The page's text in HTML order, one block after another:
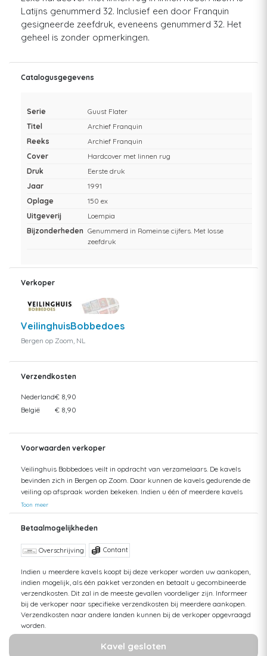
Latijns genummerd 32. Inclusief een door Franquin
gesigneerde zeefdruk, eveneens genummerd 32. Het
geheel is zonder opmerkingen.
Catalogusgegevens
Serie
Guust Flater
Titel
Archief Franquin
Reeks
Archief Franquin
Cover
Hardcover met linnen rug
Druk
Eerste druk
Jaar
1991
Oplage
150 ex
Uitgeverij
Loempia
Bijzonderheden Genummerd in Romeinse cijfers. Met losse
zeefdruk
Verkoper
VeilinghuisBobbedoes
Bergen op Zoom, NL
Verzendkosten
Nederland€ 8,90
België
€ 8,90
Voorwaarden verkoper
Veilinghuis Bobbedoes veilt in opdracht van verzamelaars. De kavels
bevinden zich in Bergen op Zoom. Daar kunnen de kavels gedurende de
veiling op afspraak worden bekeken. Indien u één of meerdere kavels
heeft gewonnen, kunt u deze op afspraak ophalen of laten verzenden.
De verzendkosten, zoals per kavel vermeld, gelden—indien niet nader
bepaald—voor standaardverzending en zijn inclusief speciale
verzonden, zijn de verzendtarieven voordelig. Indien de uiteindelijke
aankoopwaarde boven de € 75 uitkomt, wordt er aangetekend en
verzekerd verzonden. De kosten hiervan zijn wat hoger, maar bieden
een betrouwbare verzendwijze voor kostbaardere zaken. Indien u meer
dan één kavel wilt laten verzenden, kunnen de kosten vanwege het
gewicht hoger uitvallen. Neem vooraf contact op als u hierover vragen
heeft.
Toon meer
Betaalmogelijkheden
Overschrijving Contant
Indien u meerdere kavels koopt bij deze verkoper worden uw aankopen,
indien mogelijk, als één pakket verzonden en betaalt u gecombineerde
verzendkosten. Dit zal in de meeste gevallen voordeliger zijn. Informeer
bij de verkoper naar specifieke verzendkosten bij meerdere aankopen.
Verzendkosten naar andere landen kunnen bij de verkoper opgevraagd
worden.
Kavel gesloten